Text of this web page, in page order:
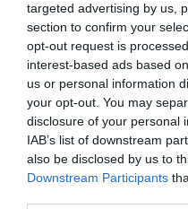
targeted advertising by us,
section to confirm your
opt-out request is
interest-based ads based
us or personal information
your opt-out. You may
disclosure of your personal
IAB’s list of downstream
also be disclosed by us to
Downstream Participants
Afegir VIA
Google de forma
Estigues informat
ACTIVAR ARA